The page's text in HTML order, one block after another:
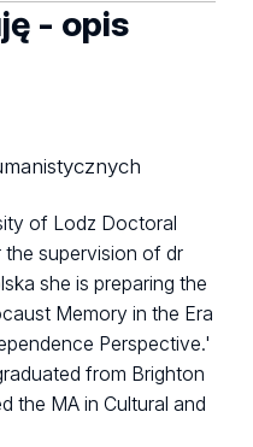
- opis
of Lodz Doctoral
supervision of dr
she is preparing the
Memory in the Era
Perspective.'
from Brighton
the MA in Cultural and